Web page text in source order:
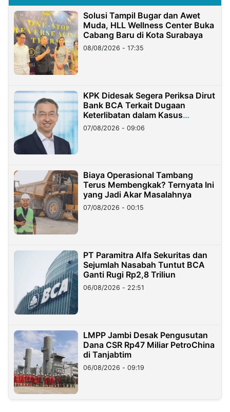
Solusi Tampil Bugar dan Awet
Muda, HLL Wellness Center Buka
Cabang Baru di Kota Surabaya
08/08/2026 - 17:35
KPK Didesak Segera Periksa Dirut
Bank BCA Terkait Dugaan
Keterlibatan dalam Kasus
Hilangnya Dana Nasabah Rp2,58
Miliar
07/08/2026 - 09:06
Biaya Operasional Tambang
Terus Membengkak? Ternyata Ini
yang Jadi Akar Masalahnya
07/08/2026 - 00:15
PT Paramitra Alfa Sekuritas dan
Sejumlah Nasabah Tuntut BCA
Ganti Rugi Rp2,8 Triliun
06/08/2026 - 22:51
LMPP Jambi Desak Pengusutan
Dana CSR Rp47 Miliar PetroChina
di Tanjabtim
06/08/2026 - 09:19